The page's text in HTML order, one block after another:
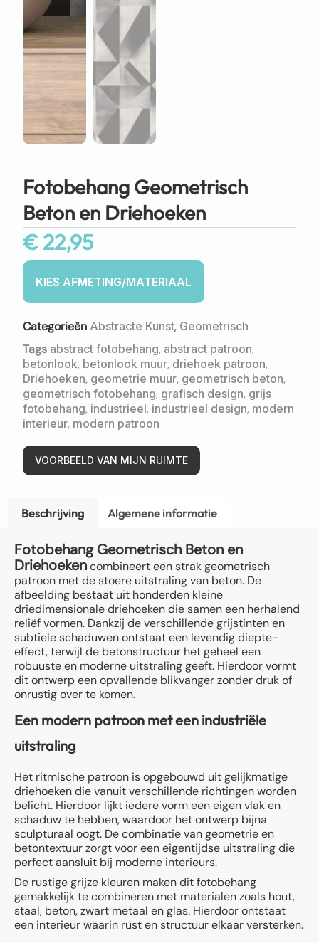
Fotobehang Geometrisch
Beton en Driehoeken
€22,95
Categorieën Abstracte Kunst, Geometrisch
Tags abstract fotobehang, abstract patroon,
betonlook, betonlook muur, driehoek patroon,
Driehoeken, geometrie muur, geometrisch beton,
geometrisch fotobehang, grafisch design, grijs
fotobehang, industrieel, industrieel design, modern
interieur, modern patroon
VOORBEELD VAN MIJN RUIMTE
Beschrijving Algemene informatie
Fotobehang Geometrisch Beton en
Driehoekencombineert een strak geometrisch
patroon met de stoere uitstraling van beton. De
afbeelding bestaat uit honderden kleine
driedimensionale driehoeken die samen een herhalend
reliëf vormen. Dankzij de verschillende grijstinten en
subtiele schaduwen ontstaat een levendig diepte-
effect, terwijl de betonstructuur het geheel een
robuuste en moderne uitstraling geeft. Hierdoor vormt
dit ontwerp een opvallende blikvanger zonder druk of
onrustig over te komen.
Een modern patroon met een industriële
uitstraling
Het ritmische patroon is opgebouwd uit gelijkmatige
driehoeken die vanuit verschillende richtingen worden
belicht. Hierdoor lijkt iedere vorm een eigen vlak en
schaduw te hebben, waardoor het ontwerp bijna
sculpturaal oogt. De combinatie van geometrie en
betontextuur zorgt voor een eigentijdse uitstraling die
perfect aansluit bij moderne interieurs.
De rustige grijze kleuren maken dit fotobehang
gemakkelijk te combineren met materialen zoals hout,
staal, beton, zwart metaal en glas. Hierdoor ontstaat
een interieur waarin rust en structuur elkaar versterken.